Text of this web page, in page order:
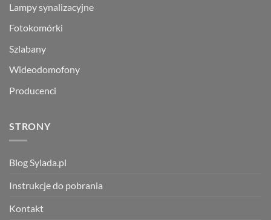
Lampy synalizacyjne
Fotokomórki
Szlabany
Wideodomofony
Producenci
STRONY
Blog Sylada.pl
Instrukcje do pobrania
Kontakt